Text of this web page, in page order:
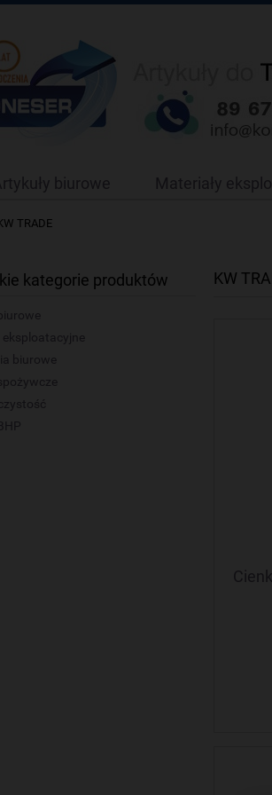
biurowe Materiały
TRADE
kategorie produktów
eksploatacyjne
biurowe
KW